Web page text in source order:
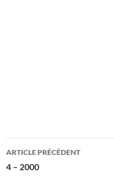
Navigation
des
ARTICLE PRÉCÉDENT
4 – 2000